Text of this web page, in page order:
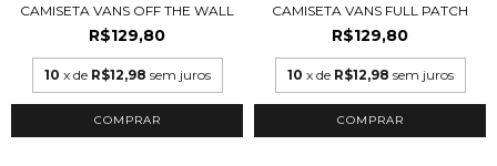
CAMISETA VANS OFF THE WALL
R$129,80
10 x de R$12,98 sem juros
COMPRAR
CAMISETA VANS FULL PATCH
R$129,80
10 x de R$12,98 sem juros
COMPRAR